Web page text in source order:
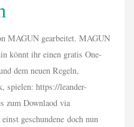
MAGUN gearbeitet. MAGUN
könnt ihr einen gratis One-
dem neuen Regeln,
spielen: https://leander-
zum Downlaod via
geschundene doch nun